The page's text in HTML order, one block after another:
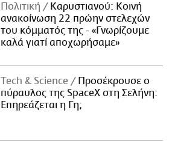
Πολιτική
Καρυστιανού: Κοινή
ανακοίνωση 22 πρώην στελεχών
του κόμματός της - «Γνωρίζουμε
καλά γιατί αποχωρήσαμε»
Τech & Science
Προσέκρουσε ο
πύραυλος της SpaceX στη Σελήνη:
Επηρεάζεται η Γη;